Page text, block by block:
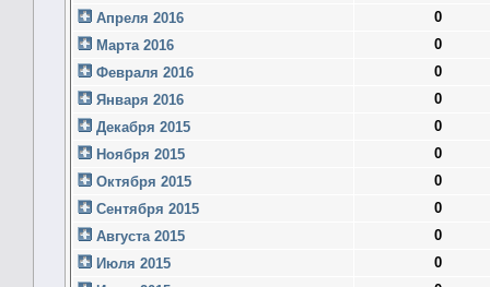
Апреля 2016
0
Марта 2016
0
Февраля 2016
0
Января 2016
0
Декабря 2015
0
Ноября 2015
0
Октября 2015
0
Сентября 2015
0
Августа 2015
0
Июля 2015
0